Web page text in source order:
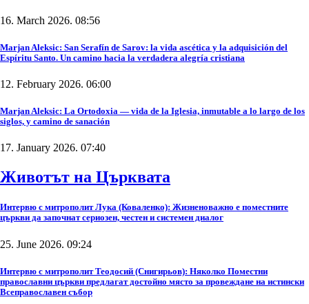
16. March 2026. 08:56
Marjan Aleksic: San Serafín de Sarov: la vida ascética y la adquisición del
Espíritu Santo. Un camino hacia la verdadera alegría cristiana
12. February 2026. 06:00
Marjan Aleksic: La Ortodoxia — vida de la Iglesia, inmutable a lo largo de los
siglos, y camino de sanación
17. January 2026. 07:40
Животът на Църквата
Интервю с митрополит Лука (Коваленко): Жизненоважно е поместните
църкви да започнат сериозен, честен и системен диалог
25. June 2026. 09:24
Интервю с митрополит Теодосий (Снигирьов): Няколко Поместни
православни църкви предлагат достойно място за провеждане на истински
Всеправославен събор